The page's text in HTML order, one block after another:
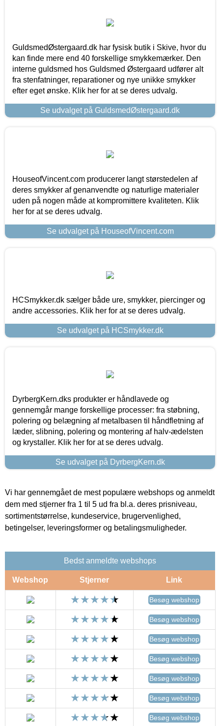
GuldsmedØstergaard.dk har fysisk butik i Skive, hvor du
kan finde mere end 40 forskellige smykkemærker. Den
interne guldsmed hos Guldsmed Østergaard udfører alt
fra stenfatninger, reparationer og nye unikke smykker
efter eget ønske. Klik her for at se deres udvalg.
Se udvalget på GuldsmedØstergaard.dk
HouseofVincent.com producerer langt størstedelen af
deres smykker af genanvendte og naturlige materialer
uden på nogen måde at kompromittere kvaliteten. Klik
her for at se deres udvalg.
Se udvalget på HouseofVincent.com
HCSmykker.dk sælger både ure, smykker, piercinger og
andre accessories. Klik her for at se deres udvalg.
Se udvalget på HCSmykker.dk
DyrbergKern.dks produkter er håndlavede og
gennemgår mange forskellige processer: fra støbning,
polering og belægning af metalbasen til håndfletning af
læder, slibning, polering og montering af halv-ædelsten
og krystaller. Klik her for at se deres udvalg.
Se udvalget på DyrbergKern.dk
Vi har gennemgået de mest populære webshops og anmeldt
dem med stjerner fra 1 til 5 ud fra bl.a. deres prisniveau,
sortimentstørrelse, kundeservice, brugervenlighed,
betingelser, leveringsformer og betalingsmuligheder.
Bedst anmeldte webshops
Webshop Stjerner Link
Besøg webshop
Besøg webshop
Besøg webshop
Besøg webshop
Besøg webshop
Besøg webshop
Besøg webshop